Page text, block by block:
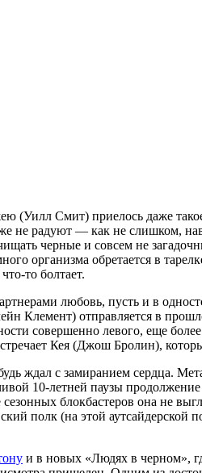
Смит) приелось даже
радуют — как не слишком,
черные и совсем не
организма обретается в
то болтает.
любовь, пусть и в
отправляется в
совершенно левого, еще
Кея (Джош Бролин),
ждал с замиранием сердца.
10-летней паузы
блокбастеров она не
полк (на этой
и в новых «Людях в черном»,